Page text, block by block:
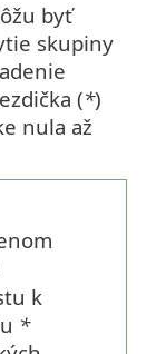
byť
skupiny
(*)
nula až
k
*